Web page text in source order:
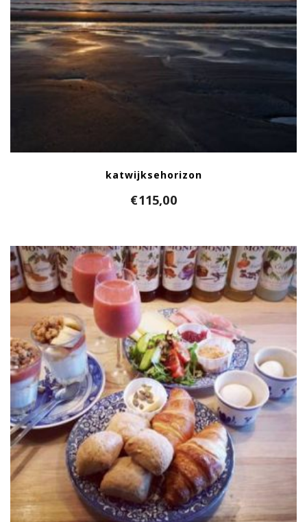
katwijksehorizon
€115,00